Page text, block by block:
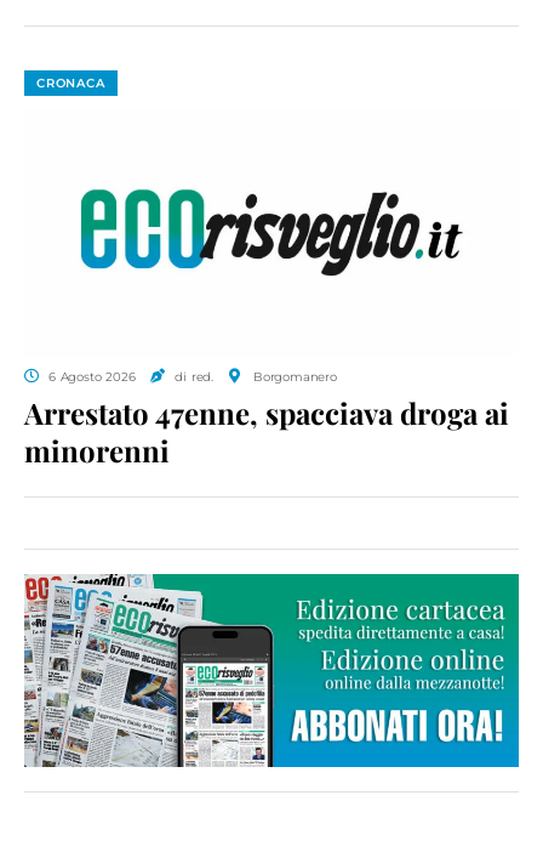
CRONACA
6 Agosto 2026 di red. Borgomanero
Arrestato 47enne, spacciava droga ai
minorenni